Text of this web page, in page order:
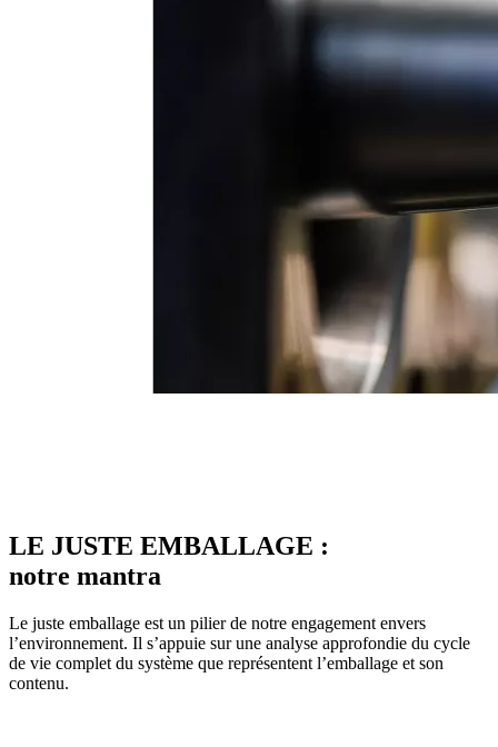
LE JUSTE EMBALLAGE :
notre mantra
Le juste emballage est un pilier de notre engagement envers
l’environnement. Il s’appuie sur une analyse approfondie du cycle
de vie complet du système que représentent l’emballage et son
contenu.